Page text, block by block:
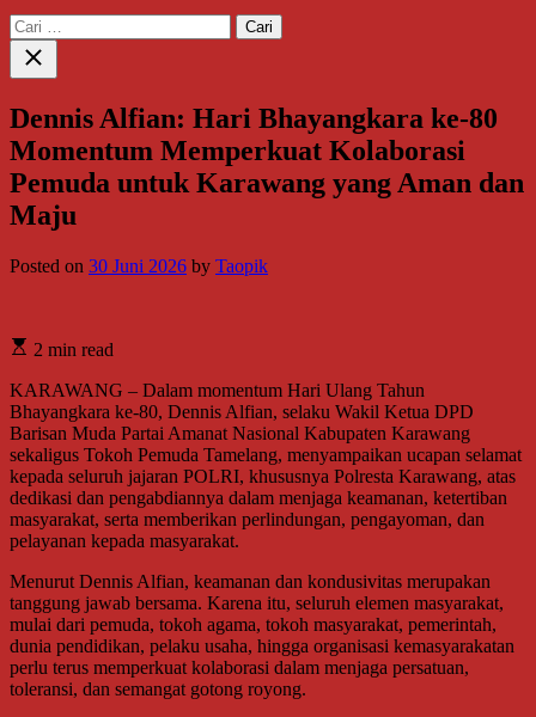
Cari
untuk:
Close
search
Dennis Alfian: Hari Bhayangkara ke-80
Momentum Memperkuat Kolaborasi
Pemuda untuk Karawang yang Aman dan
Maju
Posted on 30 Juni 2026 by Taopik
2 min read
KARAWANG – Dalam momentum Hari Ulang Tahun
Bhayangkara ke-80, Dennis Alfian, selaku Wakil Ketua DPD
Barisan Muda Partai Amanat Nasional Kabupaten Karawang
sekaligus Tokoh Pemuda Tamelang, menyampaikan ucapan selamat
kepada seluruh jajaran POLRI, khususnya Polresta Karawang, atas
dedikasi dan pengabdiannya dalam menjaga keamanan, ketertiban
masyarakat, serta memberikan perlindungan, pengayoman, dan
pelayanan kepada masyarakat.
Menurut Dennis Alfian, keamanan dan kondusivitas merupakan
tanggung jawab bersama. Karena itu, seluruh elemen masyarakat,
mulai dari pemuda, tokoh agama, tokoh masyarakat, pemerintah,
dunia pendidikan, pelaku usaha, hingga organisasi kemasyarakatan
perlu terus memperkuat kolaborasi dalam menjaga persatuan,
toleransi, dan semangat gotong royong.